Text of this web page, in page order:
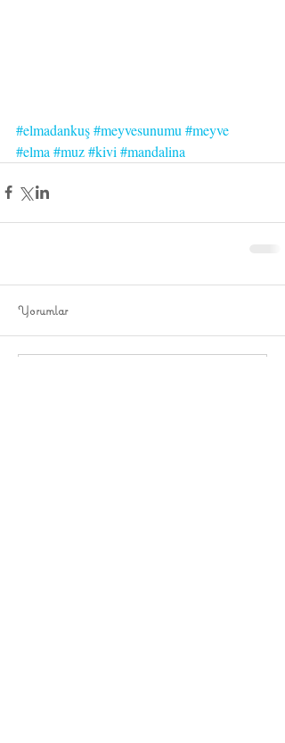
#elmadankuş#meyvesunumu #meyve
#elma #muz#kivi #mandalina
Yorumlar